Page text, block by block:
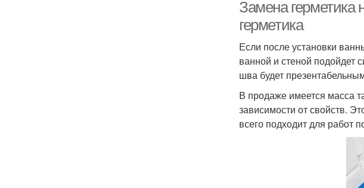
Замена герметика
герметика
Если после установки
ванной и стеной подойдет
шва будет
В продаже имеется масса
зависимости от свойств.
всего подходит для работ